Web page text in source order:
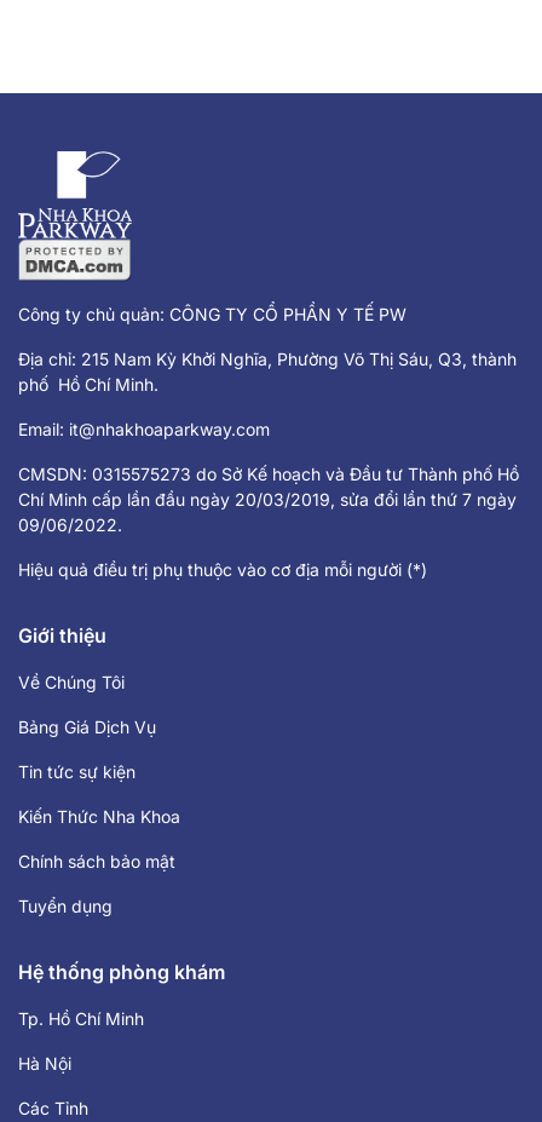
Công ty chủ quản: CÔNG TY CỔ PHẦN Y TẾ PW
Địa chỉ: 215 Nam Kỳ Khởi Nghĩa, Phường Võ Thị Sáu, Q3, thành
phố Hồ Chí Minh.
Email: it@nhakhoaparkway.com
CMSDN: 0315575273 do Sở Kế hoạch và Đầu tư Thành phố Hồ
Chí Minh cấp lần đầu ngày 20/03/2019, sửa đổi lần thứ 7 ngày
09/06/2022.
Hiệu quả điều trị phụ thuộc vào cơ địa mỗi người (*)
Giới thiệu
Về Chúng Tôi
Bảng Giá Dịch Vụ
Tin tức sự kiện
Kiến Thức Nha Khoa
Chính sách bảo mật
Tuyển dụng
Hệ thống phòng khám
Tp. Hồ Chí Minh
Hà Nội
Các Tỉnh